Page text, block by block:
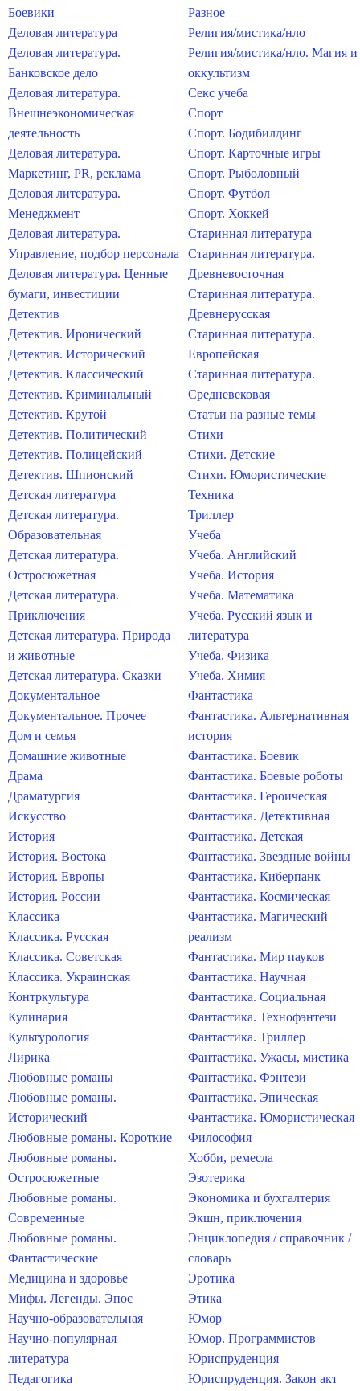
Боевики
Деловая литература
Деловая литература.
Банковское дело
Деловая литература.
Внешнеэкономическая
деятельность
Деловая литература.
Маркетинг, PR, реклама
Деловая литература.
Менеджмент
Деловая литература.
Управление, подбор персонала
Деловая литература. Ценные
бумаги, инвестиции
Детектив
Детектив. Иронический
Детектив. Исторический
Детектив. Классический
Детектив. Криминальный
Детектив. Крутой
Детектив. Политический
Детектив. Полицейский
Детектив. Шпионский
Детская литература
Детская литература.
Образовательная
Детская литература.
Остросюжетная
Детская литература.
Приключения
Детская литература. Природа
и животные
Детская литература. Сказки
Документальное
Документальное. Прочее
Дом и семья
Домашние животные
Драма
Драматургия
Искусство
История
История. Востока
История. Европы
История. России
Классика
Классика. Русская
Классика. Советская
Классика. Украинская
Контркультура
Кулинария
Культурология
Лирика
Любовные романы
Любовные романы.
Исторический
Любовные романы. Короткие
Любовные романы.
Остросюжетные
Любовные романы.
Современные
Любовные романы.
Фантастические
Медицина и здоровье
Мифы. Легенды. Эпос
Научно-образовательная
Научно-популярная
литература
Педагогика
Разное
Религия/мистика/нло
Религия/мистика/нло. Магия и
оккультизм
Секс учеба
Спорт
Спорт. Бодибилдинг
Спорт. Карточные игры
Спорт. Рыболовный
Спорт. Футбол
Спорт. Хоккей
Старинная литература
Старинная литература.
Древневосточная
Старинная литература.
Древнерусская
Старинная литература.
Европейская
Старинная литература.
Средневековая
Статьи на разные темы
Стихи
Стихи. Детские
Стихи. Юмористические
Техника
Триллер
Учеба
Учеба. Английский
Учеба. История
Учеба. Математика
Учеба. Русский язык и
литература
Учеба. Физика
Учеба. Химия
Фантастика
Фантастика. Альтернативная
история
Фантастика. Боевик
Фантастика. Боевые роботы
Фантастика. Героическая
Фантастика. Детективная
Фантастика. Детская
Фантастика. Звездные войны
Фантастика. Киберпанк
Фантастика. Космическая
Фантастика. Магический
реализм
Фантастика. Мир пауков
Фантастика. Научная
Фантастика. Социальная
Фантастика. Технофэнтези
Фантастика. Триллер
Фантастика. Ужасы, мистика
Фантастика. Фэнтези
Фантастика. Эпическая
Фантастика. Юмористическая
Философия
Хобби, ремесла
Эзотерика
Экономика и бухгалтерия
Экшн, приключения
Энциклопедия / справочник /
словарь
Эротика
Этика
Юмор
Юмор. Программистов
Юриспруденция
Юриспруденция. Закон акт